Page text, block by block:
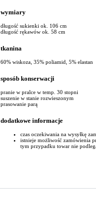
wymiary
długość sukienki ok. 106 cm
długość rękawów ok. 58 cm
tkanina
60% wiskoza, 35% poliamid, 5% elastan
sposób konserwacji
pranie w pralce w temp. 30 stopni
suszenie w stanie rozwieszonym
prasowanie parą
dodatkowe informacje
czas oczekiwania na wysyłkę
istnieje możliwość zamówienia
tym przypadku towar nie